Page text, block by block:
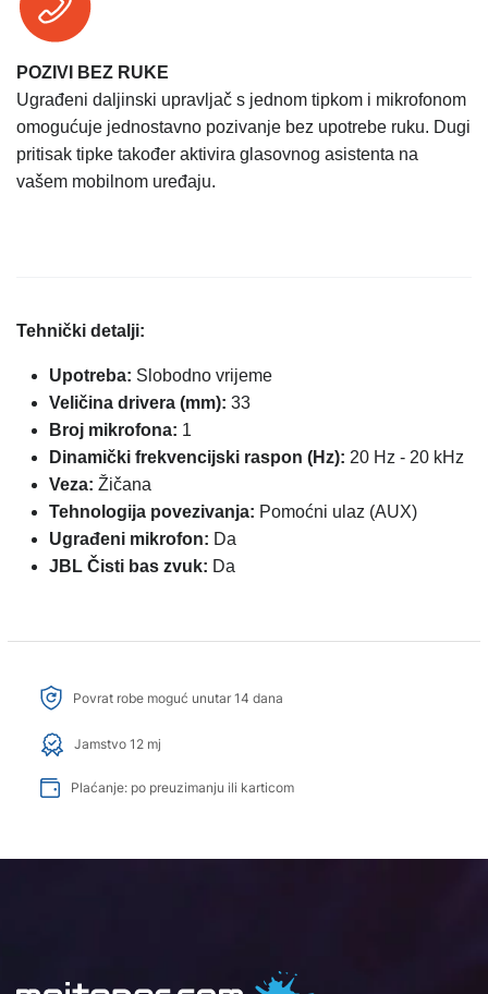
POZIVI BEZ RUKE
Ugrađeni daljinski upravljač s jednom tipkom i mikrofonom
omogućuje jednostavno pozivanje bez upotrebe ruku. Dugi
pritisak tipke također aktivira glasovnog asistenta na
vašem mobilnom uređaju.
Tehnički detalji:
Upotreba: Slobodno vrijeme
Veličina drivera (mm): 33
Broj mikrofona: 1
Dinamički frekvencijski raspon (Hz): 20 Hz - 20 kHz
Veza: Žičana
Tehnologija povezivanja: Pomoćni ulaz (AUX)
Ugrađeni mikrofon: Da
JBL Čisti bas zvuk: Da
Povrat robe moguć unutar 14 dana
Jamstvo 12 mj
Plaćanje: po preuzimanju ili karticom